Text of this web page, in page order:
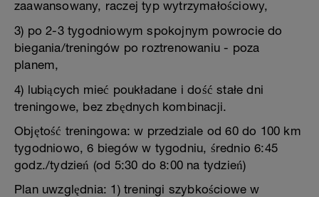
zaawansowany, raczej typ wytrzymałościowy,
3) po 2-3 tygodniowym spokojnym powrocie do
biegania/treningów po roztrenowaniu - poza
planem,
4) lubiących mieć poukładane i dość stałe dni
treningowe, bez zbędnych kombinacji.
Objętość treningowa: w przedziale od 60 do 100 km
tygodniowo, 6 biegów w tygodniu, średnio 6:45
godz./tydzień (od 5:30 do 8:00 na tydzień)
Plan uwzględnia: 1) treningi szybkościowe w